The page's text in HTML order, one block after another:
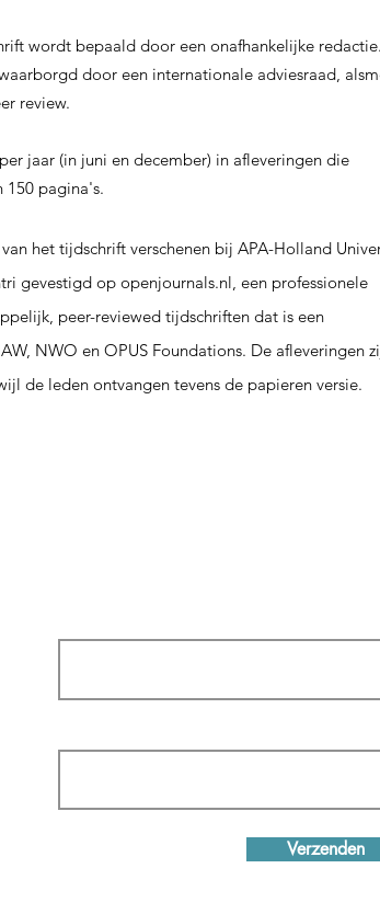
wordt bepaald door een onafhankelijke
door een internationale adviesraad,
review.
jaar (in juni en december) in afleveringen die
150 pagina's.
het tijdschrift verschenen bij APA-Holland
gevestigd op openjournals.nl, een professionele
peer-reviewed tijdschriften dat is een
NWO en OPUS Foundations. De afleveringen
de leden ontvangen tevens de papieren versie.
Verzenden